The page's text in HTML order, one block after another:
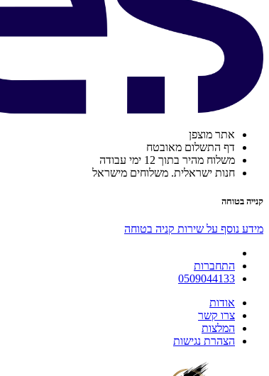
אתר מוצפן
דף התשלום מאובטח
משלוח מהיר בתוך 12 ימי עבודה
חנות ישראלית. משלוחים מישראל
קנייה בטוחה
מידע נוסף על שירות קניה בטוחה
התחברות
0509044133
אודות
צרו קשר
המלצות
הצהרת נגישות